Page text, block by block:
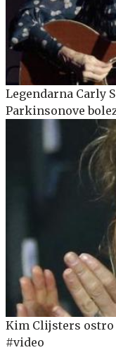
Legendarna Carly
Parkinsonove
Kim Clijsters
#video